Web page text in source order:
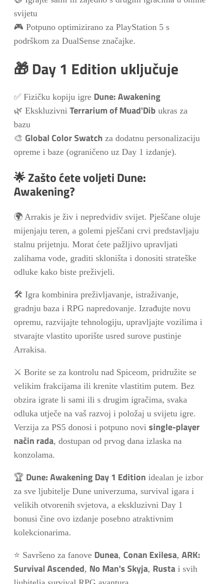
svijetu
🎮 Potpuno optimizirano za PlayStation 5 s
podrškom za DualSense značajke.
🎁 Day 1 Edition uključuje
✅ Fizičku kopiju igre Dune: Awakening
🌿 Ekskluzivni Terrarium of Muad'Dib ukras za
bazu
🎨 Global Color Swatch za dodatnu personalizaciju
opreme i baze (ograničeno uz Day 1 izdanje).
🌟 Zašto ćete voljeti Dune:
Awakening?
🌍 Arrakis je živ i nepredvidiv svijet. Pješčane oluje
mijenjaju teren, a golemi pješčani crvi predstavljaju
stalnu prijetnju. Morat ćete pažljivo upravljati
zalihama vode, graditi skloništa i donositi strateške
odluke kako biste preživjeli.
🛠️ Igra kombinira preživljavanje, istraživanje,
gradnju baza i RPG napredovanje. Izrađujte novu
opremu, razvijajte tehnologiju, upravljajte vozilima i
stvarajte vlastito uporište usred surove pustinje
Arrakisa.
⚔️ Borite se za kontrolu nad Spiceom, pridružite se
velikim frakcijama ili krenite vlastitim putem. Bez
obzira igrate li sami ili s drugim igračima, svaka
odluka utječe na vaš razvoj i položaj u svijetu igre.
Verzija za PS5 donosi i potpuno novi single-player
način rada, dostupan od prvog dana izlaska na
konzolama.
🏆 Dune: Awakening Day 1 Edition idealan je izbor
za sve ljubitelje Dune univerzuma, survival igara i
velikih otvorenih svjetova, a ekskluzivni Day 1
bonusi čine ovo izdanje posebno atraktivnim
kolekcionarima.
⭐ Savršeno za fanove Dunea, Conan Exilesa, ARK:
Survival Ascended, No Man's Skyja, Rusta i svih